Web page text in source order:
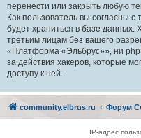
перенести или закрыть любую
Как пользователь вы согласны
будет храниться в базе
третьим лицам без вашего
«Платформа «Эльбрус»», ни
за действия хакеров, которые
доступу к ней.
community.elbrus.ru Форум
IP-адрес